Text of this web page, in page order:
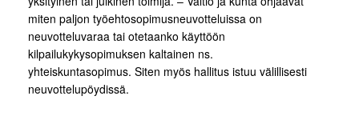
miten paljon työehtosopimusneuvotteluissa on
neuvotteluvaraa tai otetaanko käyttöön
kilpailukykysopimuksen kaltainen ns.
yhteiskuntasopimus. Siten myös hallitus istuu välillisesti
neuvottelupöydissä.